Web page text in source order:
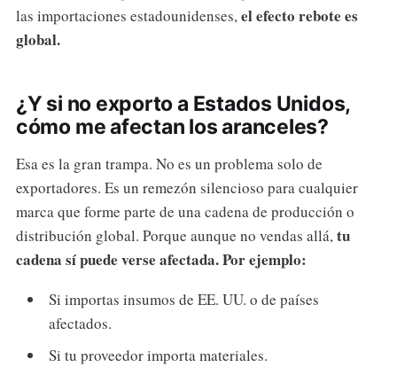
las importaciones estadounidenses,el efecto rebote es
global.
¿Y si no exporto a Estados Unidos,
cómo me afectan los aranceles?
Esa es la gran trampa. No es un problema solo de
exportadores. Es un remezón silencioso para cualquier
marca que forme parte de una cadena de producción o
distribución global. Porque aunque no vendas allá,tu
cadena sí puede verse afectada. Por ejemplo:
Si importas insumos de EE. UU. o de países
afectados.
Si tu proveedor importa materiales.